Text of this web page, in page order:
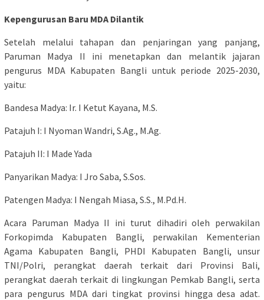
Kepengurusan Baru MDA Dilantik
Setelah melalui tahapan dan penjaringan yang panjang,
Paruman Madya II ini menetapkan dan melantik jajaran
pengurus MDA Kabupaten Bangli untuk periode 2025-2030,
yaitu:
Bandesa Madya: Ir. I Ketut Kayana, M.S.
Patajuh I: I Nyoman Wandri, S.Ag., M.Ag.
Patajuh II: I Made Yada
Panyarikan Madya: I Jro Saba, S.Sos.
Patengen Madya: I Nengah Miasa, S.S., M.Pd.H.
Acara Paruman Madya II ini turut dihadiri oleh perwakilan
Forkopimda Kabupaten Bangli, perwakilan Kementerian
Agama Kabupaten Bangli, PHDI Kabupaten Bangli, unsur
TNI/Polri, perangkat daerah terkait dari Provinsi Bali,
perangkat daerah terkait di lingkungan Pemkab Bangli, serta
para pengurus MDA dari tingkat provinsi hingga desa adat.